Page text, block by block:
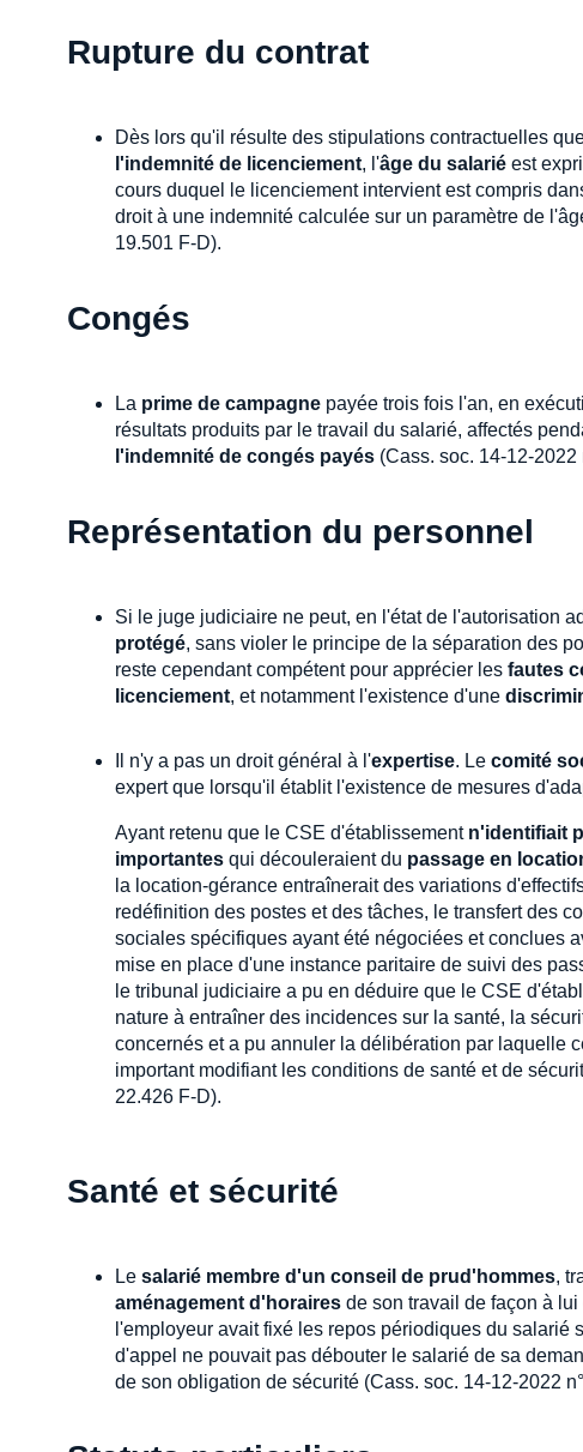
Rupture du contrat
Dès lors qu'il résulte des stipulations contractuelles
l'indemnité de licenciement, l'âge du salarié est
cours duquel le licenciement intervient est compris
droit à une indemnité calculée sur un paramètre de
19.501 F-D).
Congés
La prime de campagne payée trois fois l'an, en
résultats produits par le travail du salarié, affectés
l'indemnité de congés payés (Cass. soc. 14-12-2022
Représentation du personnel
Si le juge judiciaire ne peut, en l'état de l'autorisation
protégé, sans violer le principe de la séparation des
reste cependant compétent pour apprécier les fautes
licenciement, et notamment l'existence d'une
Il n'y a pas un droit général à l'expertise. Le comité
expert que lorsqu'il établit l'existence de mesures
Ayant retenu que le CSE d'établissement n'identifiait
importantes qui découleraient du passage en
la location-gérance entraînerait des variations
redéfinition des postes et des tâches, le transfert des
sociales spécifiques ayant été négociées et conclues
mise en place d'une instance paritaire de suivi des
le tribunal judiciaire a pu en déduire que le CSE
nature à entraîner des incidences sur la santé, la
concernés et a pu annuler la délibération par laquelle
important modifiant les conditions de santé et de
22.426 F-D).
Santé et sécurité
Le salarié membre d'un conseil de prud'hommes,
aménagement d'horaires de son travail de façon à
l'employeur avait fixé les repos périodiques du
d'appel ne pouvait pas débouter le salarié de sa
de son obligation de sécurité (Cass. soc. 14-12-2022